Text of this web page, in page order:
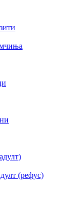
(рефус)